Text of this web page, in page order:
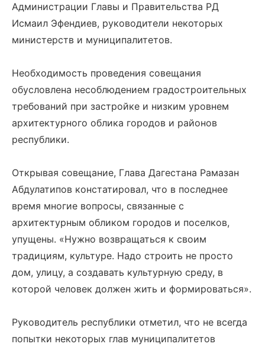
Администрации Главы и Правительства РД
Исмаил Эфендиев, руководители некоторых
министерств и муниципалитетов.
Необходимость проведения совещания
обусловлена несоблюдением градостроительных
требований при застройке и низким уровнем
архитектурного облика городов и районов
республики.
Открывая совещание, Глава Дагестана Рамазан
Абдулатипов констатировал, что в последнее
время многие вопросы, связанные с
архитектурным обликом городов и поселков,
упущены. «Нужно возвращаться к своим
традициям, культуре. Надо строить не просто
дом, улицу, а создавать культурную среду, в
которой человек должен жить и формироваться».
Руководитель республики отметил, что не всегда
попытки некоторых глав муниципалитетов